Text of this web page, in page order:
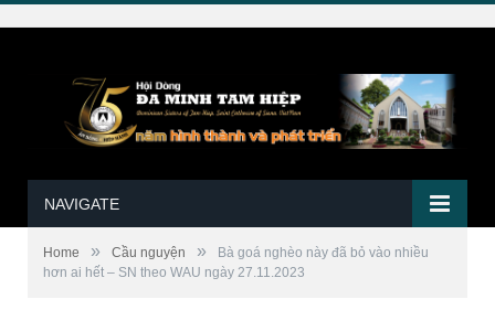
NAVIGATE
Home » Cầu nguyện »
Bà goá nghèo này đã bỏ vào nhiều
hơn ai hết – SN theo WAU ngày 27.11.2023